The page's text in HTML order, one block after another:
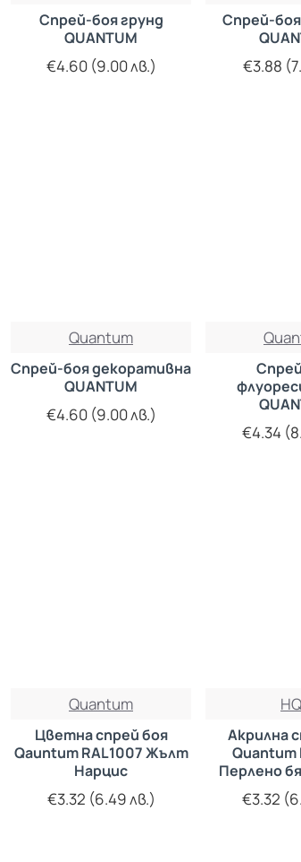
Спрей-боя грунд
QUANTUM
€4.60 (9.00 лв.)
Спрей-
€3.88
Quantum
Спрей-боя декоративна
QUANTUM
€4.60 (9.00 лв.)
€4.34
Quantum
Цветна спрей боя
Qauntum RAL1007 Жълт
Нарцис
€3.32 (6.49 лв.)
Акрилна
Quantum
Перлено
€3.32